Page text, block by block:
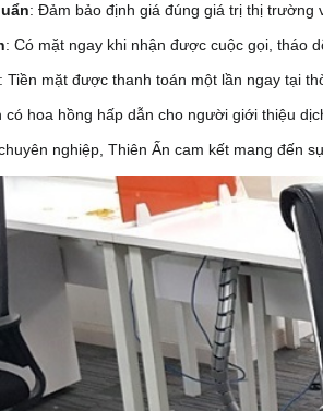
: Đảm bảo định giá đúng giá trị thị trường
: Có mặt ngay khi nhận được cuộc gọi, tháo
: Tiền mặt được thanh toán một lần ngay tại
có hoa hồng hấp dẫn cho người giới thiệu
nghiệp, Thiên Ấn cam kết mang đến